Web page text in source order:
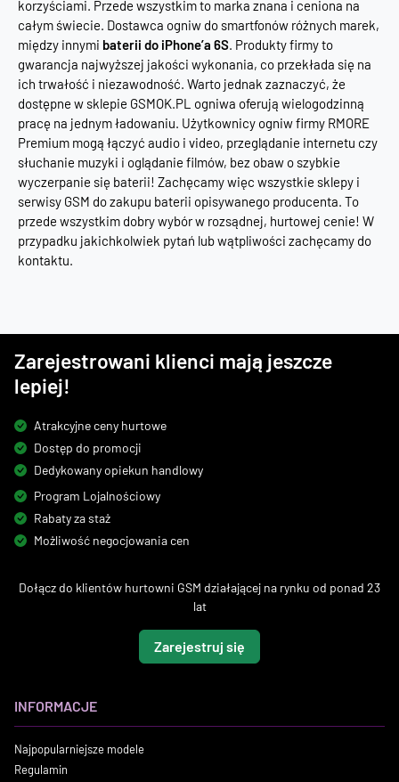
korzyściami. Przede wszystkim to marka znana i ceniona na
całym świecie. Dostawca ogniw do smartfonów różnych marek,
między innymi baterii do iPhone’a 6S. Produkty firmy to
gwarancja najwyższej jakości wykonania, co przekłada się na
ich trwałość i niezawodność. Warto jednak zaznaczyć, że
dostępne w sklepie GSMOK.PL ogniwa oferują wielogodzinną
pracę na jednym ładowaniu. Użytkownicy ogniw firmy RMORE
Premium mogą łączyć audio i video, przeglądanie internetu czy
słuchanie muzyki i oglądanie filmów, bez obaw o szybkie
wyczerpanie się baterii! Zachęcamy więc wszystkie sklepy i
serwisy GSM do zakupu baterii opisywanego producenta. To
przede wszystkim dobry wybór w rozsądnej, hurtowej cenie! W
przypadku jakichkolwiek pytań lub wątpliwości zachęcamy do
kontaktu.
Zarejestrowani klienci mają jeszcze
lepiej!
Atrakcyjne ceny hurtowe
Dostęp do promocji
Dedykowany opiekun handlowy
Program Lojalnościowy
Rabaty za staż
Możliwość negocjowania cen
Dołącz do klientów hurtowni GSM działającej na rynku od ponad 23
lat
Zarejestruj się
INFORMACJE
Najpopularniejsze modele
Regulamin